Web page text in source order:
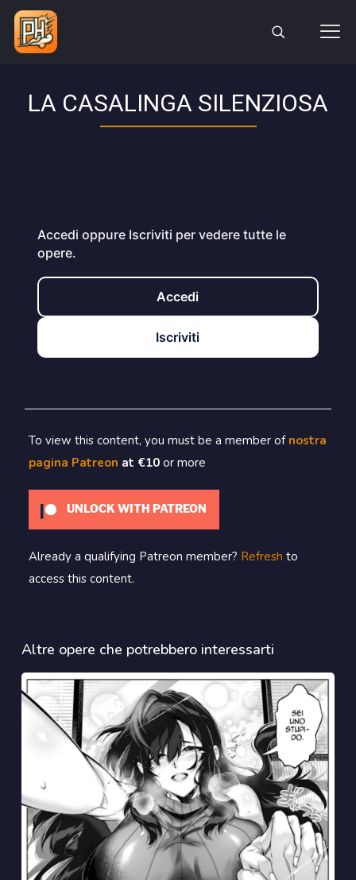
LA CASALINGA SILENZIOSA
Accedi oppure Iscriviti per vedere tutte le
opere.
Accedi
Iscriviti
To view this content, you must be a member of nostra
pagina Patreon at €10 or more
UNLOCK WITH PATREON
Already a qualifying Patreon member? Refresh to
access this content.
Altre opere che potrebbero interessarti